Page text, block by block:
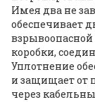
Имея два не
обеспечивает
коробки,
Уплотнение
и защищает от
через